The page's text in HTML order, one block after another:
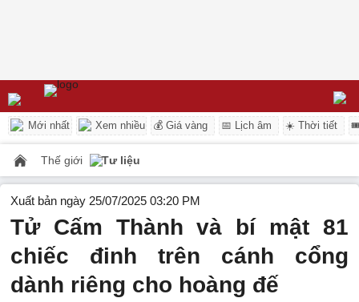
Mới nhất Xem nhiều 💰 Giá vàng 📅 Lịch âm ☀️ Thời tiết
Thế giới Tư liệu
Xuất bản ngày 25/07/2025 03:20 PM
Tử Cấm Thành và bí mật 81
chiếc đinh trên cánh cổng
dành riêng cho hoàng đế